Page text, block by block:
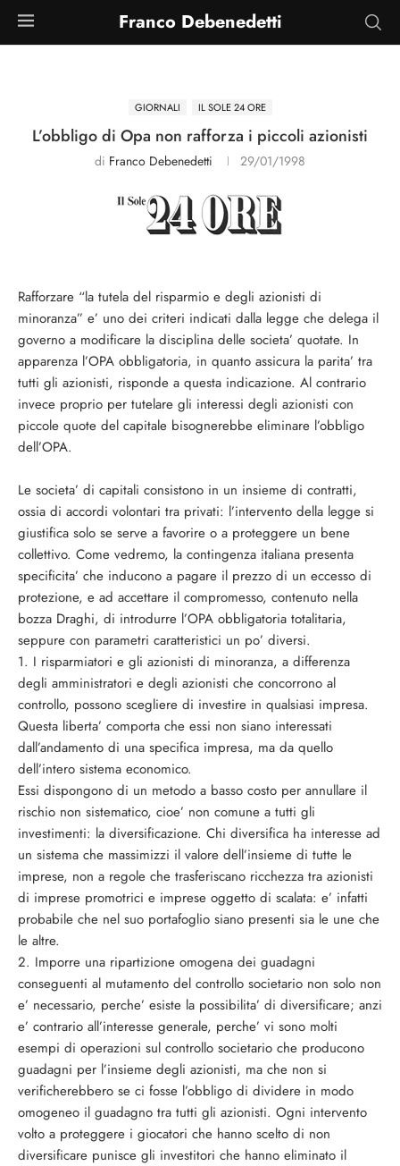
Franco Debenedetti
GIORNALI IL SOLE 24 ORE
L’obbligo di Opa non rafforza i piccoli azionisti
di Franco Debenedetti 29/01/1998
Rafforzare “la tutela del risparmio e degli azionisti di
minoranza” e’ uno dei criteri indicati dalla legge che delega il
governo a modificare la disciplina delle societa’ quotate. In
apparenza l’OPA obbligatoria, in quanto assicura la parita’ tra
tutti gli azionisti, risponde a questa indicazione. Al contrario
invece proprio per tutelare gli interessi degli azionisti con
piccole quote del capitale bisognerebbe eliminare l’obbligo
dell’OPA.
Le societa’ di capitali consistono in un insieme di contratti,
ossia di accordi volontari tra privati: l’intervento della legge si
giustifica solo se serve a favorire o a proteggere un bene
collettivo. Come vedremo, la contingenza italiana presenta
specificita’ che inducono a pagare il prezzo di un eccesso di
protezione, e ad accettare il compromesso, contenuto nella
bozza Draghi, di introdurre l’OPA obbligatoria totalitaria,
seppure con parametri caratteristici un po’ diversi.
1. I risparmiatori e gli azionisti di minoranza, a differenza
degli amministratori e degli azionisti che concorrono al
controllo, possono scegliere di investire in qualsiasi impresa.
Questa liberta’ comporta che essi non siano interessati
dall’andamento di una specifica impresa, ma da quello
dell’intero sistema economico.
Essi dispongono di un metodo a basso costo per annullare il
rischio non sistematico, cioe’ non comune a tutti gli
investimenti: la diversificazione. Chi diversifica ha interesse ad
un sistema che massimizzi il valore dell’insieme di tutte le
imprese, non a regole che trasferiscano ricchezza tra azionisti
di imprese promotrici e imprese oggetto di scalata: e’ infatti
probabile che nel suo portafoglio siano presenti sia le une che
le altre.
2. Imporre una ripartizione omogena dei guadagni
conseguenti al mutamento del controllo societario non solo non
e’ necessario, perche’ esiste la possibilita’ di diversificare; anzi
e’ contrario all’interesse generale, perche’ vi sono molti
esempi di operazioni sul controllo societario che producono
guadagni per l’insieme degli azionisti, ma che non si
verificherebbero se ci fosse l’obbligo di dividere in modo
omogeneo il guadagno tra tutti gli azionisti. Ogni intervento
volto a proteggere i giocatori che hanno scelto di non
diversificare punisce gli investitori che hanno eliminato il